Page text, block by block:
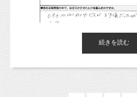
などおっしゃっていただければなるべく
せっかくの記念のお写真、素敵に残し
こんな感じでサインレッスン中のスナッ
スタジオミルクさんは全員女
完全にプライベートな空間で
で、以来、お正月の家族写真
への接し方がとても暖かく、
■ご感想をお聞かせください。
２歳児、０歳児、犬という家
カメラ目線をもらうことが
できない組み合わせですが、
懸命なあやしで全員とても可
続きを読む